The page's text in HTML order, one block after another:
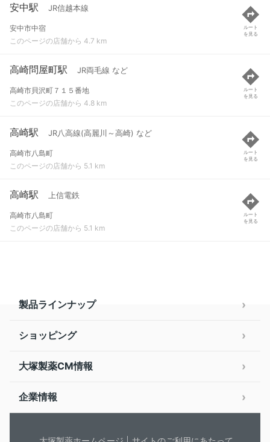
安中駅 JR信越本線
安中市中宿
このページの店舗から 4.7 km
ルート
を見る
高崎問屋町駅 JR両毛線 など
高崎市貝沢町７１５番地
このページの店舗から 4.8 km
ルート
を見る
高崎駅 JR八高線(高麗川～高崎) など
高崎市八島町
このページの店舗から 5.1 km
ルート
を見る
高崎駅 上信電鉄
高崎市八島町
このページの店舗から 5.1 km
ルート
を見る
製品ラインナップ
ショッピング
大塚製薬CM情報
企業情報